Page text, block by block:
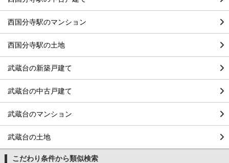
西国分寺駅のマンション
西国分寺駅の土地
武蔵台の新築戸建て
武蔵台の中古戸建て
武蔵台のマンション
武蔵台の土地
こだわり条件から類似検索